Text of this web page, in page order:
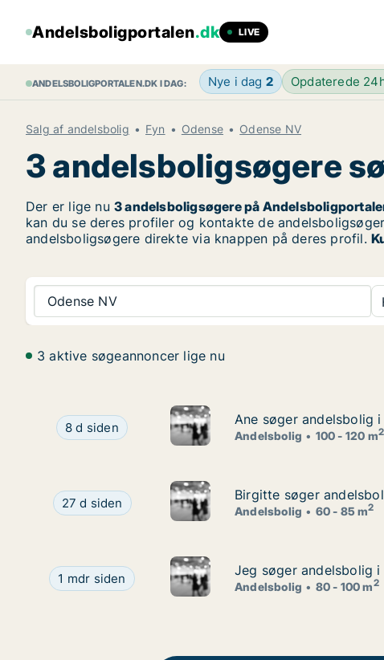
Andelsboligportalen.dk LIVE
ANDELSBOLIGPORTALEN.DK I DAG: Nye i dag 2 Opdaterede
Salg af andelsbolig Fyn Odense Odense NV
3 andelsboligsøgere
Der er lige nu 3 andelsboligsøgere på
kan du se deres profiler og kontakte de
andelsboligsøgere direkte via knappen på deres profil.
Odense NV
3 aktive søgeannoncer lige nu
Ane søger andelsbolig i Odense, Marslev eller
8 d siden
Ane søger andelsbolig
Ane søger andelsbolig
Andelsbolig 100 - 120 m2
Birgitte søger andelsbolig i Odense NV
27 d siden
Birgitte søger
Birgitte søger
Andelsbolig 60 - 85 m2
Jeg søger andelsbolig i Odense
1 mdr siden
Jeg søger andelsbolig i
Jeg søger andelsbolig i
Andelsbolig 80 - 100 m2